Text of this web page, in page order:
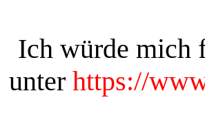
Ich würde mich
unter https://